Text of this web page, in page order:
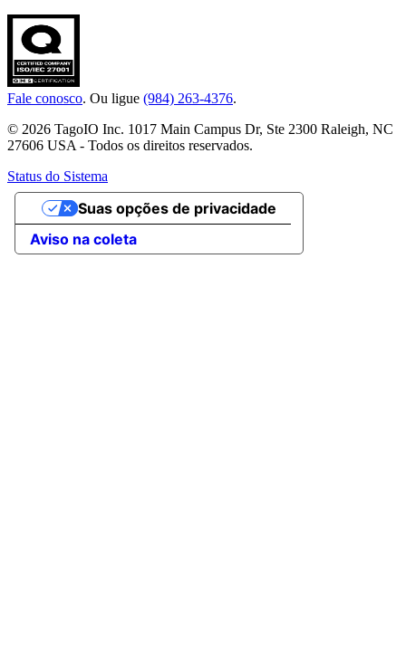
Fale conosco. Ou ligue (984) 263-4376.
© 2026 TagoIO Inc. 1017 Main Campus Dr, Ste 2300 Raleigh, NC
27606 USA - Todos os direitos reservados.
Status do Sistema
Aviso na coleta
Suas opções de privacidade